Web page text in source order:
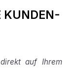
KUNDEN-
auf Ihrem